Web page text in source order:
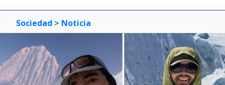
Sociedad > Noticia